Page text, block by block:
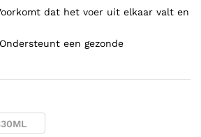
dat het voer uit elkaar valt en
Ondersteunt een gezonde